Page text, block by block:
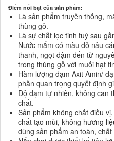
Điểm nổi bật của sản phẩm:
Là sản phẩm truyền thống,
thùng gỗ.
Là sự chắt lọc tinh tuý sau
Nước mắm có màu đỏ nâu
thanh, ngọt đậm đến từ
trong thùng gỗ với muối hạt
Hàm lượng đạm Axit Amin/
phần quan trọng quyết định
Độ đạm tự nhiên, không can
chất.
Sản phẩm không chất điều
chất tạo mùi, không hương
dùng sản phẩm an toàn, chất